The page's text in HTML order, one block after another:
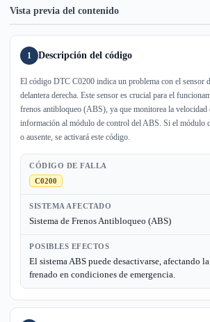
Vista previa del contenido
1 Descripción del código
El código DTC C0200 indica un problema con el sensor
delantera derecha. Este sensor es crucial para el
frenos antibloqueo (ABS), ya que monitorea la velocidad
información al módulo de control del ABS. Si el módulo
o ausente, se activará este código.
CÓDIGO DE FALLA
C0200
SISTEMA AFECTADO
Sistema de Frenos Antibloqueo (ABS)
POSIBLES EFECTOS
El sistema ABS puede desactivarse, afectando
frenado en condiciones de emergencia.